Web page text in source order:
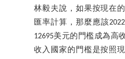
林毅夫說，如果按現在
匯率計算，那麼應該
12695美元的門檻成為高
收入國家的門檻是按照